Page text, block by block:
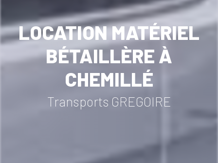
LOCATION MATÉRIEL
BÉTAILLÈRE À
CHEMILLÉ
Transports GREGOIRE